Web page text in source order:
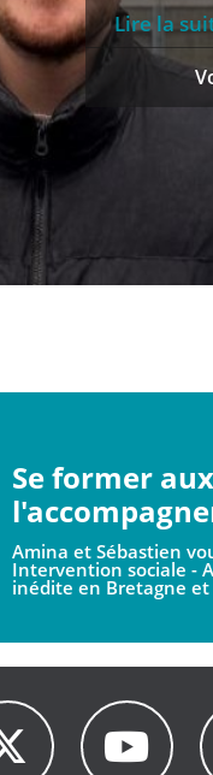
Lire la
Se former
Amina et Sébastien
Intervention sociale -
inédite en Bretagne